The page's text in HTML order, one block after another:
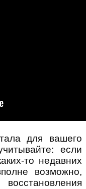
для вашего
если
то недавних
возможно,